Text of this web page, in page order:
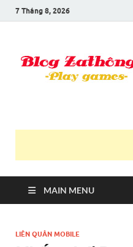
7 Tháng 8, 2026
MAIN MENU
LIÊN QUÂN MOBILE